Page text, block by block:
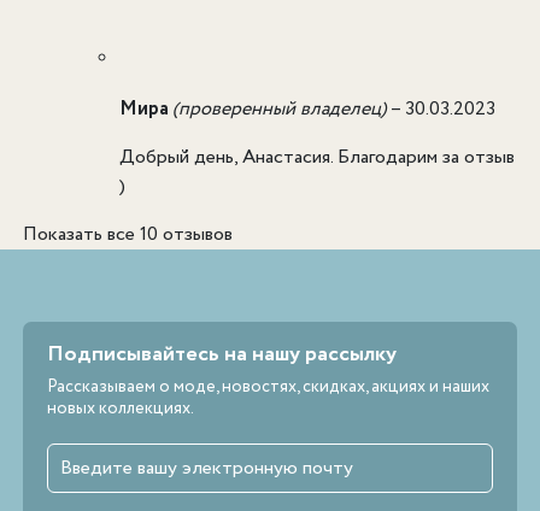
Мира (проверенный владелец)– 30.03.2023
Добрый день, Анастасия. Благодарим за отзыв
)
Показать все 10 отзывов
Подписывайтесь на нашу рассылку
Рассказываем о моде, новостях, скидках, акциях и наших
новых коллекциях.